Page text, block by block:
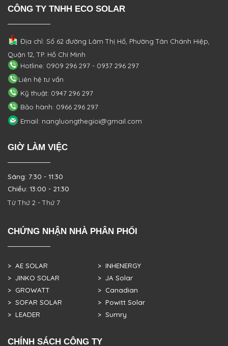
CÔNG TY TNHH ECO SOLAR
Địa chỉ: Số 62 đường Lâm Thị Hố, PhườngTân Chánh Hiệp,
Quận 12, TP. Hồ Chí Minh
Hotline: 0909 296 297 - 0937 296 297
Liên hệ tư vấn
Kỹ thuật: 0947 296 297
Bảo hành: 0966 296 297
Email: nangluongthegioi@gmail.com
GIỜ LÀM VIỆC
Sáng: 7:30 - 11:30
Chiều: 13:00 - 21:30
Từ Thứ 2 - Thứ 7
CHỨNG NHẬN NHÀ PHÂN PHỐI
> AE SOLAR
> JINKO SOLAR
> GROWATT
> SOFAR SOLAR
> LEADER
> INHENERGY
> JA Solar
> Canadian
> Powitt Solar
> Sumry
CHÍNH SÁCH CÔNG TY